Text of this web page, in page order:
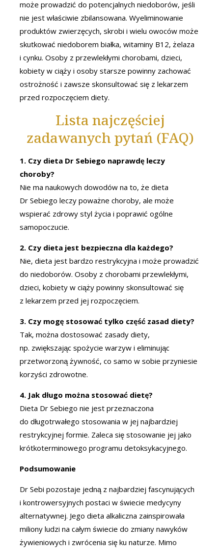
może prowadzić do potencjalnych niedoborów, jeśli
nie jest właściwie zbilansowana. Wyeliminowanie
produktów zwierzęcych, skrobi i wielu owoców może
skutkować niedoborem białka, witaminy B12, żelaza
i cynku. Osoby z przewlekłymi chorobami, dzieci,
kobiety w ciąży i osoby starsze powinny zachować
ostrożność i zawsze skonsultować się z lekarzem
przed rozpoczęciem diety.
Lista najczęściej
zadawanych pytań (FAQ)
1. Czy dieta Dr Sebiego naprawdę leczy
choroby?
Nie ma naukowych dowodów na to, że dieta
Dr Sebiego leczy poważne choroby, ale może
wspierać zdrowy styl życia i poprawić ogólne
samopoczucie.
2. Czy dieta jest bezpieczna dla każdego?
Nie, dieta jest bardzo restrykcyjna i może prowadzić
do niedoborów. Osoby z chorobami przewlekłymi,
dzieci, kobiety w ciąży powinny skonsultować się
z lekarzem przed jej rozpoczęciem.
3. Czy mogę stosować tylko część zasad diety?
Tak, można dostosować zasady diety,
np. zwiększając spożycie warzyw i eliminując
przetworzoną żywność, co samo w sobie przyniesie
korzyści zdrowotne.
4. Jak długo można stosować dietę?
Dieta Dr Sebiego nie jest przeznaczona
do długotrwałego stosowania w jej najbardziej
restrykcyjnej formie. Zaleca się stosowanie jej jako
krótkoterminowego programu detoksykacyjnego.
Podsumowanie
Dr Sebi pozostaje jedną z najbardziej fascynujących
i kontrowersyjnych postaci w świecie medycyny
alternatywnej. Jego dieta alkaliczna zainspirowała
miliony ludzi na całym świecie do zmiany nawyków
żywieniowych i zwrócenia się ku naturze. Mimo